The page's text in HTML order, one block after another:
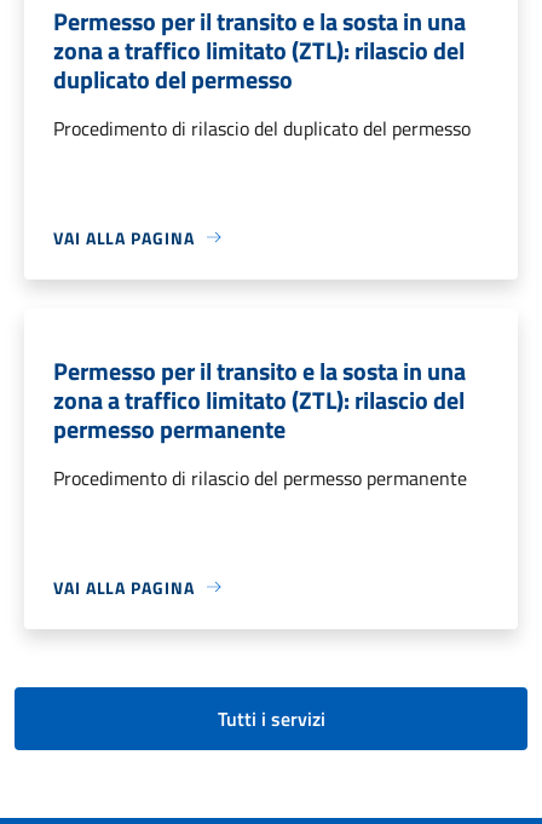
Permesso per il transito e la sosta in una
zona a traffico limitato (ZTL): rilascio del
duplicato del permesso
Procedimento di rilascio del duplicato del permesso
VAI ALLA PAGINA
Permesso per il transito e la sosta in una
zona a traffico limitato (ZTL): rilascio del
permesso permanente
Procedimento di rilascio del permesso permanente
VAI ALLA PAGINA
Tutti i servizi